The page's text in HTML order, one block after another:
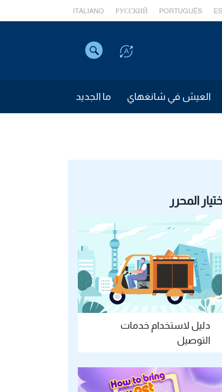
PORTUGUÊS
РУССКИЙ
ITALIANO
العيش في شانغهاي ما الجديد
المحرر
دليل لاستخدام خدمات
التوصيل